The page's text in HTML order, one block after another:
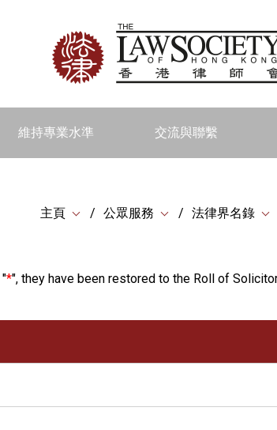
維持專業水準 交流與聯繫
主頁 公眾服務 法律界名錄
*", they have been restored to the Roll of